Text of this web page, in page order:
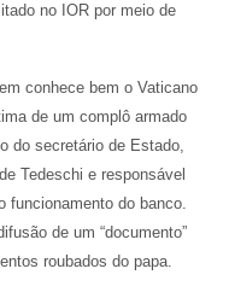
no IOR por meio de
conhece bem o Vaticano
de um complô armado
do secretário de Estado,
Tedeschi e responsável
funcionamento do banco.
de um “documento”
roubados do papa.